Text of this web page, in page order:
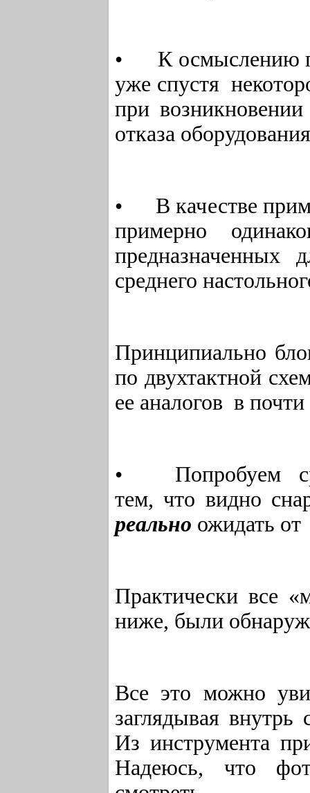
• К осмыслению
уже спустя
при
отказа
• В качестве
примерно
среднего
Принципиально
по двухтактной
ее аналогов в
• Попробуем
тем, что видно
реально ожидать
Практически все
ниже, были
Все это можно
заглядывая
Из инструмента
Надеюсь, что